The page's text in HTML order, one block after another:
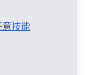
技能